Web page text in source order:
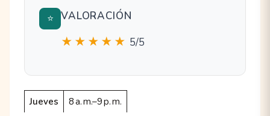
⭐ VALORACIÓN
★★★★★ 5/5
Jueves 8 a. m.–9 p. m.